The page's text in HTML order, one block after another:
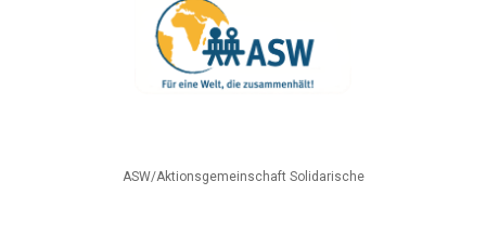
ASW/Aktionsgemeinschaft Solidarische